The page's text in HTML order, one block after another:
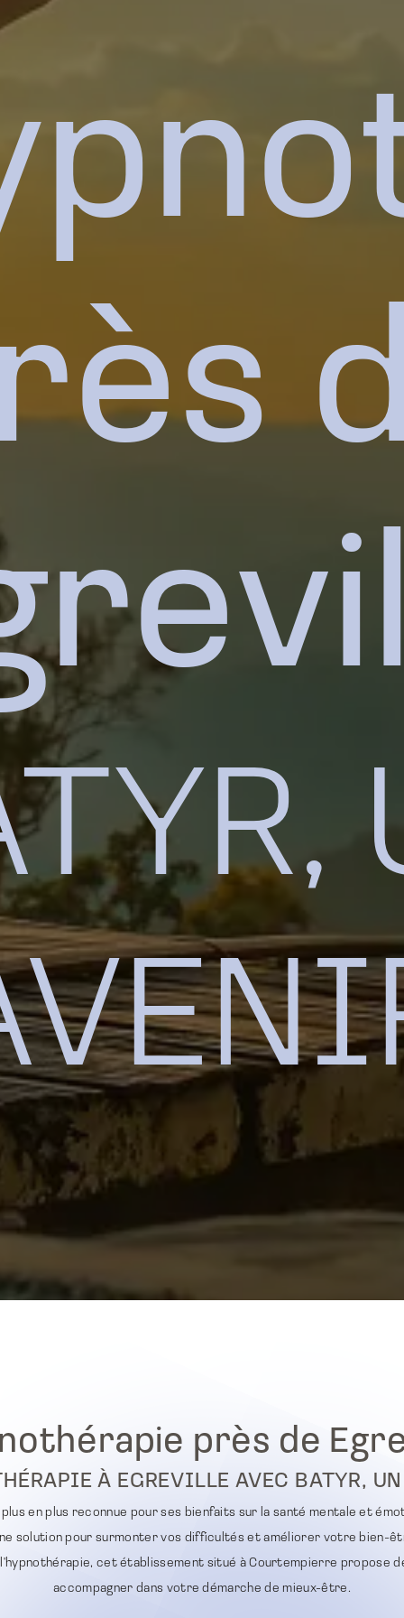
près de
À EGREVILLE AVEC BATYR,
en plus reconnue pour ses bienfaits sur la santé mentale et
solution pour surmonter vos difficultés et améliorer votre bien-
cet établissement situé à Courtempierre propose
accompagner dans votre démarche de mieux-être.